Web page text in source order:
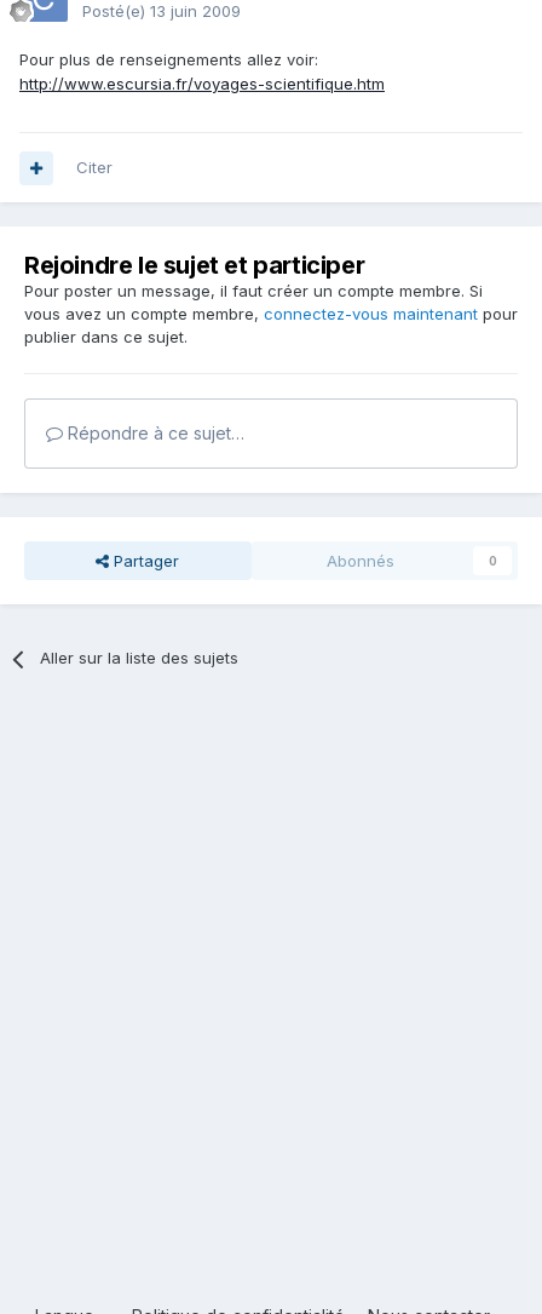
Posté(e) 13 juin 2009
Pour plus de renseignements allez voir:
http://www.escursia.fr/voyages-scientifique.htm
Citer
Rejoindre le sujet et participer
Pour poster un message, il faut créer un compte membre. Si
vous avez un compte membre, connectez-vous maintenant pour
publier dans ce sujet.
Répondre à ce sujet…
Partager Abonnés 0
Aller sur la liste des sujets